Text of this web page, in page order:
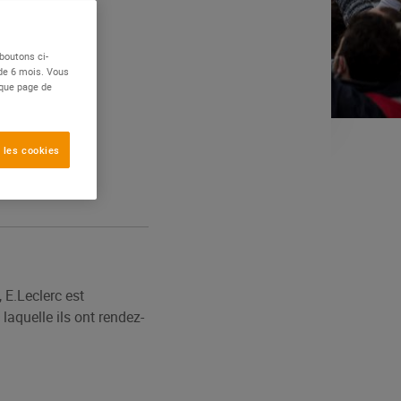
est
ils ont rendez-
ci-
6 mois. Vous
page de
cookies